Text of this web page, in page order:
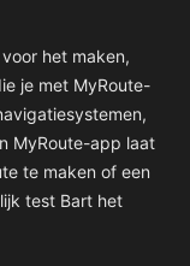
het maken,
je met MyRoute-
MyRoute-app laat
te maken of een
test Bart het